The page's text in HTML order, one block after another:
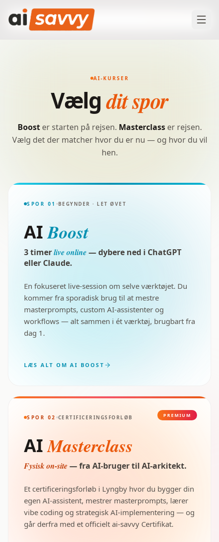
Mens kollegerne stadig snakker om AI,
bygger du allerede
med det.
AI-KURSER
Vælgdit spor
Booster starten på rejsen. Masterclasser rejsen.
Vælg det der matcher hvor du er nu — og hvor du vil
hen.
SPOR 01 BEGYNDER · LET ØVET
AIBoost
3 timerlive online— dybere ned i ChatGPT
eller Claude.
En fokuseret live-session om selve værktøjet. Du
kommer fra sporadisk brug til at mestre
masterprompts, custom AI-assistenter og
workflows — alt sammen i ét værktøj, brugbart fra
dag 1.
LÆS ALT OM AI BOOST
PREMIUM
SPOR 02 CERTIFICERINGSFORLØB
AIMasterclass
Fysisk on-site— fra AI-bruger til AI-arkitekt.
Et certificeringsforløb i Lyngby hvor du bygger din
egen AI-assistent, mestrer masterprompts, lærer
vibe coding og strategisk AI-implementering — og
går derfra med et officielt ai-savvy Certifikat.